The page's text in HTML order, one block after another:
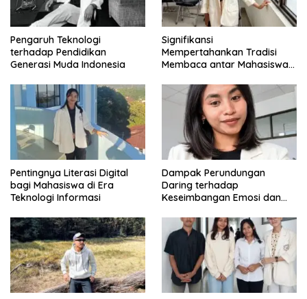
Pengaruh Teknologi
terhadap Pendidikan
Generasi Muda Indonesia
Signifikansi
Mempertahankan Tradisi
Membaca antar Mahasiswa
Pentingnya Literasi Digital
bagi Mahasiswa di Era
Teknologi Informasi
Dampak Perundungan
Daring terhadap
Keseimbangan Emosi dan